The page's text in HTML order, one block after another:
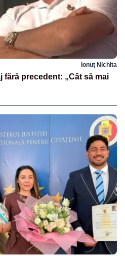
Ionuț Nichita
fără precedent: „Cât să mai